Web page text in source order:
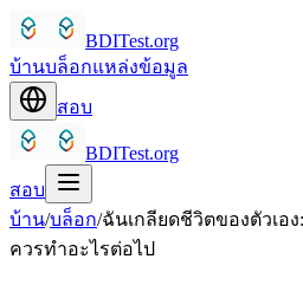
BDITest.org
บ้านบล็อกแหล่งข้อมูล
สอบ
BDITest.org
สอบ
บ้าน/บล็อก/ฉันเกลียดชีวิตของตัวเอ
ควรทำอะไรต่อไป